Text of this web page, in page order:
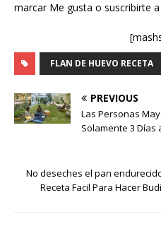
marcar Me gusta o suscribirte
FLAN DE HUEVO RECETA
PREVIOUS
Las Personas
Solamente 3 Días
No deseches el pan
Receta Facil Para Hacer